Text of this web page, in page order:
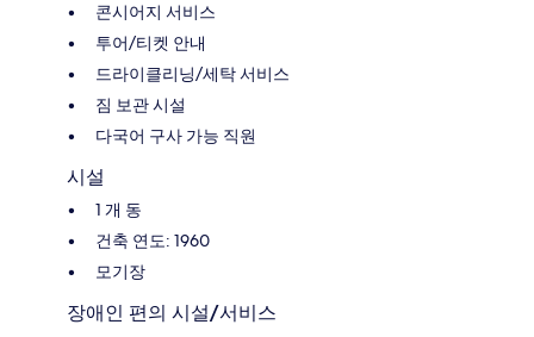
콘시어지 서비스
투어/티켓 안내
드라이클리닝/세탁 서비스
짐 보관 시설
다국어 구사 가능 직원
시설
1 개 동
건축 연도: 1960
모기장
장애인 편의 시설/서비스